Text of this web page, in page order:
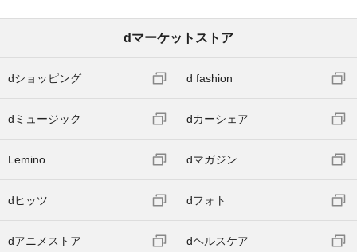
dマーケットストア
dショッピング d fashion
dミュージック dカーシェア
Lemino dマガジン
dヒッツ dフォト
dアニメストア dヘルスケア